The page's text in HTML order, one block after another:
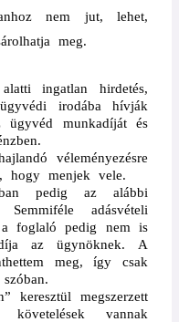
nem jut, lehet,
meg.
ingatlan hirdetés,
irodába hívják
ügyvéd munkadíját és
véleményezésre
hogy menjek vele.
pedig az alábbi
adásvételi
a foglaló pedig nem is
az ügynöknek. A
meg, így csak
keresztül megszerzett
vannak